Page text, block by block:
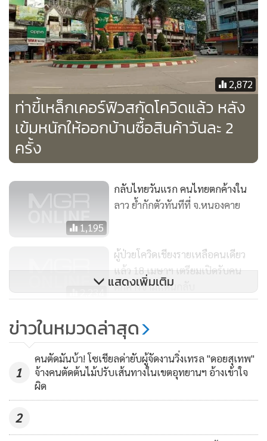
ขณะเดียวกัน พบว่าได้มีแรงงานชาวพม่าจำนวน 60 คนที่ตกค้าง
อยู่ในฝั่งไทยขอเดินทางกลับประเทศด้วย ซึ่งทางการไทยและ
พม่าตกลงจะให้เดินทางกลับ จ.ท่าขี้เหล็กในช่วงบ่ายของวัน
เดียวกัน
ด้านชายแดนไทย-สปป.ลาว อ.เชียงของ พบว่ามีผู้ลงทะเบียน
ขอกลับประเทศไทยเพียง 2 ราย และเดิมได้ทำเรื่องขอเดินทาง
กลับในวันที่ 18 เม.ย.ที่ผ่านมา แต่เอกสารไม่พร้อมจึงขอเลื่อน
2,872
ท่าขี้เหล็กเคอร์ฟิวสกัดโควิดแล้ว หลัง
เข้มหนักให้ออกบ้านซื้อสินค้าวันละ 2
ครั้ง
1,195
กลับไทยวันแรก คนไทยตกค้างใน
ลาว ย้ำกักตัวทันทีที่ จ.หนองคาย
2,234
ผู้ป่วยโควิดเชียงรายเหลือคนเดียว
แล้ว 18 เมษาฯ เตรียมเปิดรับคน
ตกค้างข้ามแดนกลับ
3,569
ปิดด่านฯ แม่สาย สกัดคนข้ามฝั่งเข้า
บ่อนหวั่นโควิด-19 ลาม
แสดงเพิ่มเติม
ข่าวในหมวดล่าสุด
1
คนตัดมันบ้า! โซเชียลด่ายับผู้จัดงานวิ่งเทรล "ดอยสุเทพ"
จ้างคนตัดต้นไม้ปรับเส้นทางในเขตอุทยานฯ อ้างเข้าใจ
ผิด
2